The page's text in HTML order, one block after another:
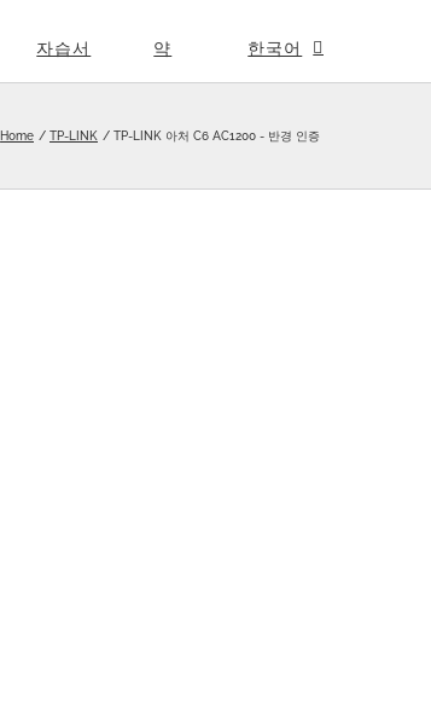
자습서 약 한국어
Home TP-LINK TP-LINK 아처 C6 AC1200 - 반경 인증